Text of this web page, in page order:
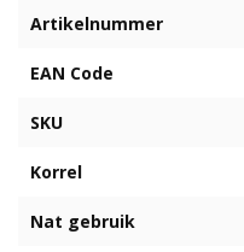
Artikelnummer
EAN Code
SKU
Korrel
Nat gebruik